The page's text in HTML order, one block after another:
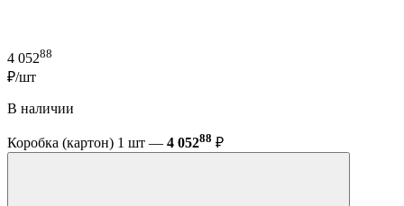
4 05288
₽/шт
В наличии
Коробка (картон) 1 шт — 4 05288 ₽